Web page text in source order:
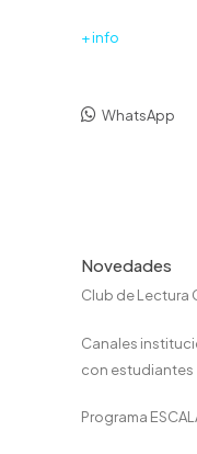
+ info
WhatsApp
Novedades
Club de Lectura
Canales
con estudiantes
Programa